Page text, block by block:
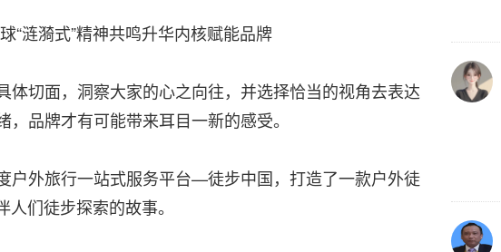
涟漪式”精神共鸣升华内核赋能品牌
体切面，洞察大家的心之向往，并选择恰当的视角去表达
品牌才有可能带来耳目一新的感受。
户外旅行一站式服务平台—徒步中国，打造了一款户外徒
们徒步探索的故事。